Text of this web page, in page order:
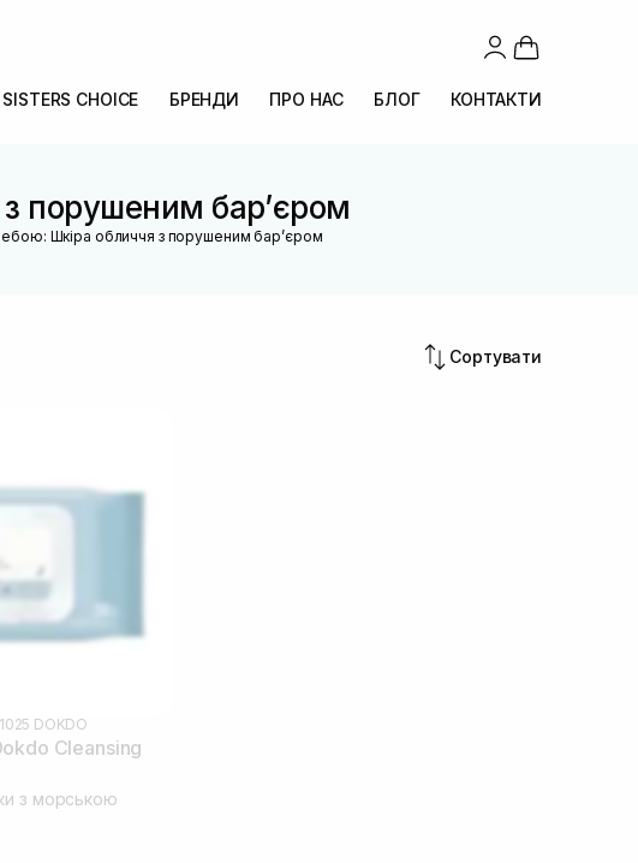
SISTERS CHOICE БРЕНДИ ПРО НАС БЛОГ КОНТАКТИ
порушеним барʼєром
Шкіра обличчя з порушеним барʼєром
Сортувати
DOKDO
Cleansing
з морською